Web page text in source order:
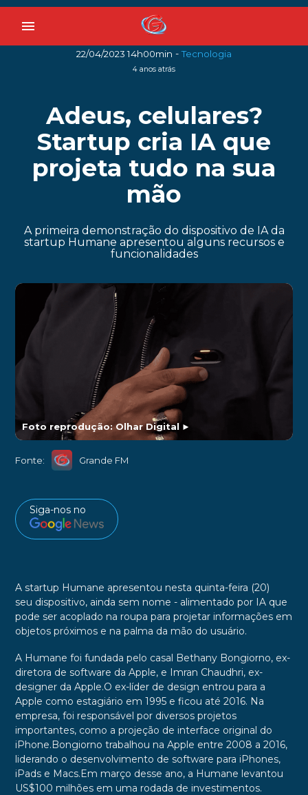
menu
22/04/2023 14h00min -Tecnologia
4 anos atrás
Adeus, celulares?
Startup cria IA que
projeta tudo na sua
mão
A primeira demonstração do dispositivo de IA da
startup Humane apresentou alguns recursos e
funcionalidades
Foto reprodução: Olhar Digital►
Fonte: Grande FM
Siga-nos no
A startup Humane apresentou nesta quinta-feira (20)
seu dispositivo, ainda sem nome - alimentado por IA que
pode ser acoplado na roupa para projetar informações em
objetos próximos e na palma da mão do usuário.
A Humane foi fundada pelo casal Bethany Bongiorno, ex-
diretora de software da Apple, e Imran Chaudhri, ex-
designer da Apple.O ex-líder de design entrou para a
Apple como estagiário em 1995 e ficou até 2016. Na
empresa, foi responsável por diversos projetos
importantes, como a projeção de interface original do
iPhone.Bongiorno trabalhou na Apple entre 2008 a 2016,
liderando o desenvolvimento de software para iPhones,
iPads e Macs.Em março desse ano, a Humane levantou
US$100 milhões em uma rodada de investimentos.